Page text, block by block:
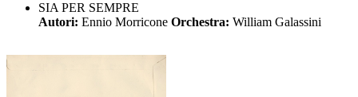
SIA PER SEMPRE
Autori: Ennio Morricone Orchestra: William Galassini